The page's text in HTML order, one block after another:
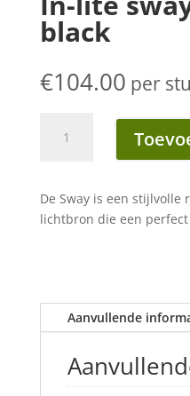
black
€104.00 per
head
black
De Sway is een stijlvolle
lichtbron die een
Aanvullende